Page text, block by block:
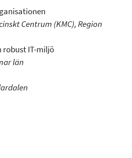
Centrum (KMC), Region
robust IT-miljö
län